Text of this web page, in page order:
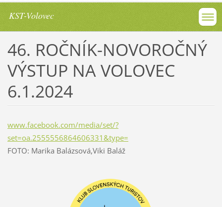
KST-Volovec
46. ROČNÍK-NOVOROČNÝ
VÝSTUP NA VOLOVEC
6.1.2024
www.facebook.com/media/set/?
set=oa.2555556864606331&type=
FOTO: Marika Balázsová,Viki Baláž